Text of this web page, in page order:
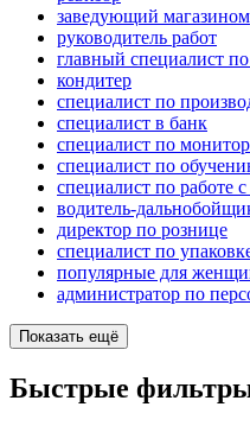
заведующий магазином
руководитель работ
главный специалист по
кондитер
специалист по
специалист в банк
специалист по
специалист по
специалист по работе
водитель-
директор по рознице
специалист по
популярные для
администратор по
Показать ещё
Быстрые